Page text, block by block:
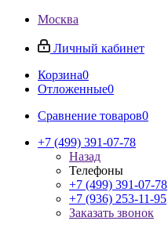
Москва
Личный кабинет
Корзина0
Отложенные0
Сравнение товаров0
+7 (499) 391-07-78
Назад
Телефоны
+7 (499) 391-07-78
+7 (936) 253-11-95
Заказать звонок